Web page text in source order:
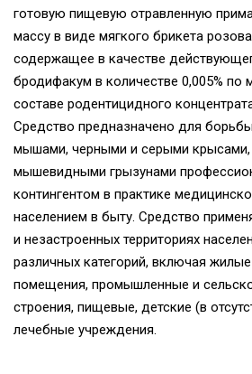
готовую пищевую отравленную
массу в виде мягкого брикета
содержащее в качестве
бродифакум в количестве 0,005% по
составе родентицидного
Средство предназначено для
мышами, черными и серыми крысами,
мышевидными грызунами
контингентом в практике
населением в быту. Средство
и незастроенных территориях
различных категорий, включая
помещения, промышленные и
строения, пищевые, детские (в
лечебные учреждения.